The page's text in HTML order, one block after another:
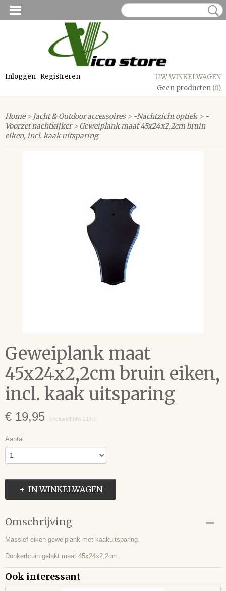
Inloggen Registreren
UW WINKELWAGEN
Geen producten (0)
Home> Jacht & Outdoor accessoires> -Nachtzicht optiek> -
Voorzet nachtkijker> Geweiplank maat 45x24x2,2cm bruin
eiken, incl. kaak uitsparing
Geweiplank maat
45x24x2,2cm bruin eiken,
incl. kaak uitsparing
€ 19,95 (inclusief btw 21%)
Aantal
IN WINKELWAGEN
Omschrijving
Massief eiken geweiplank met kaakuitsparing.
Donkerbruin gelakt maat 45x24x2,2cm.
Ook interessant